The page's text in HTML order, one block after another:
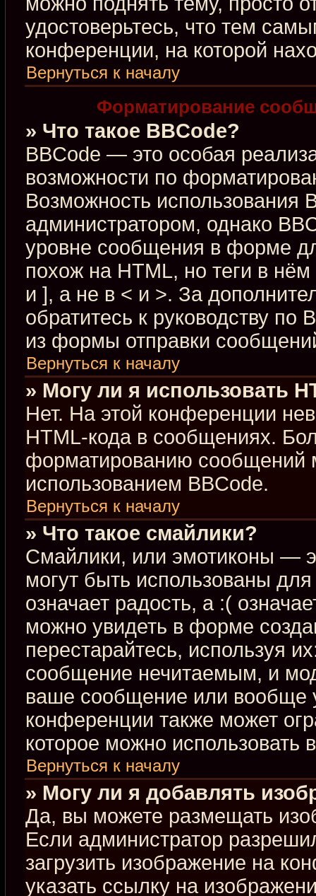
удостоверьтесь, что тем
конференции, на которой
Вернуться к началу
Форматирование
» Что такое BBCode?
BBCode — это особая
возможности по
Возможность использования
администратором, однако
уровне сообщения в форме
похож на HTML, но теги в
и ], а не в < и >. За
обратитесь к руководству по
из формы отправки
Вернуться к началу
» Могу ли я использовать
Нет. На этой конференции
HTML-кода в сообщениях.
форматированию сообщений
использованием BBCode.
Вернуться к началу
» Что такое смайлики?
Смайлики, или эмотиконы —
могут быть использованы
означает радость, а :(
можно увидеть в форме
перестарайтесь, используя
сообщение нечитаемым, и
ваше сообщение или вообще
конференции также может
которое можно использовать
Вернуться к началу
» Могу ли я добавлять
Да, вы можете размещать
Если администратор
загрузить изображение на
указать ссылку на